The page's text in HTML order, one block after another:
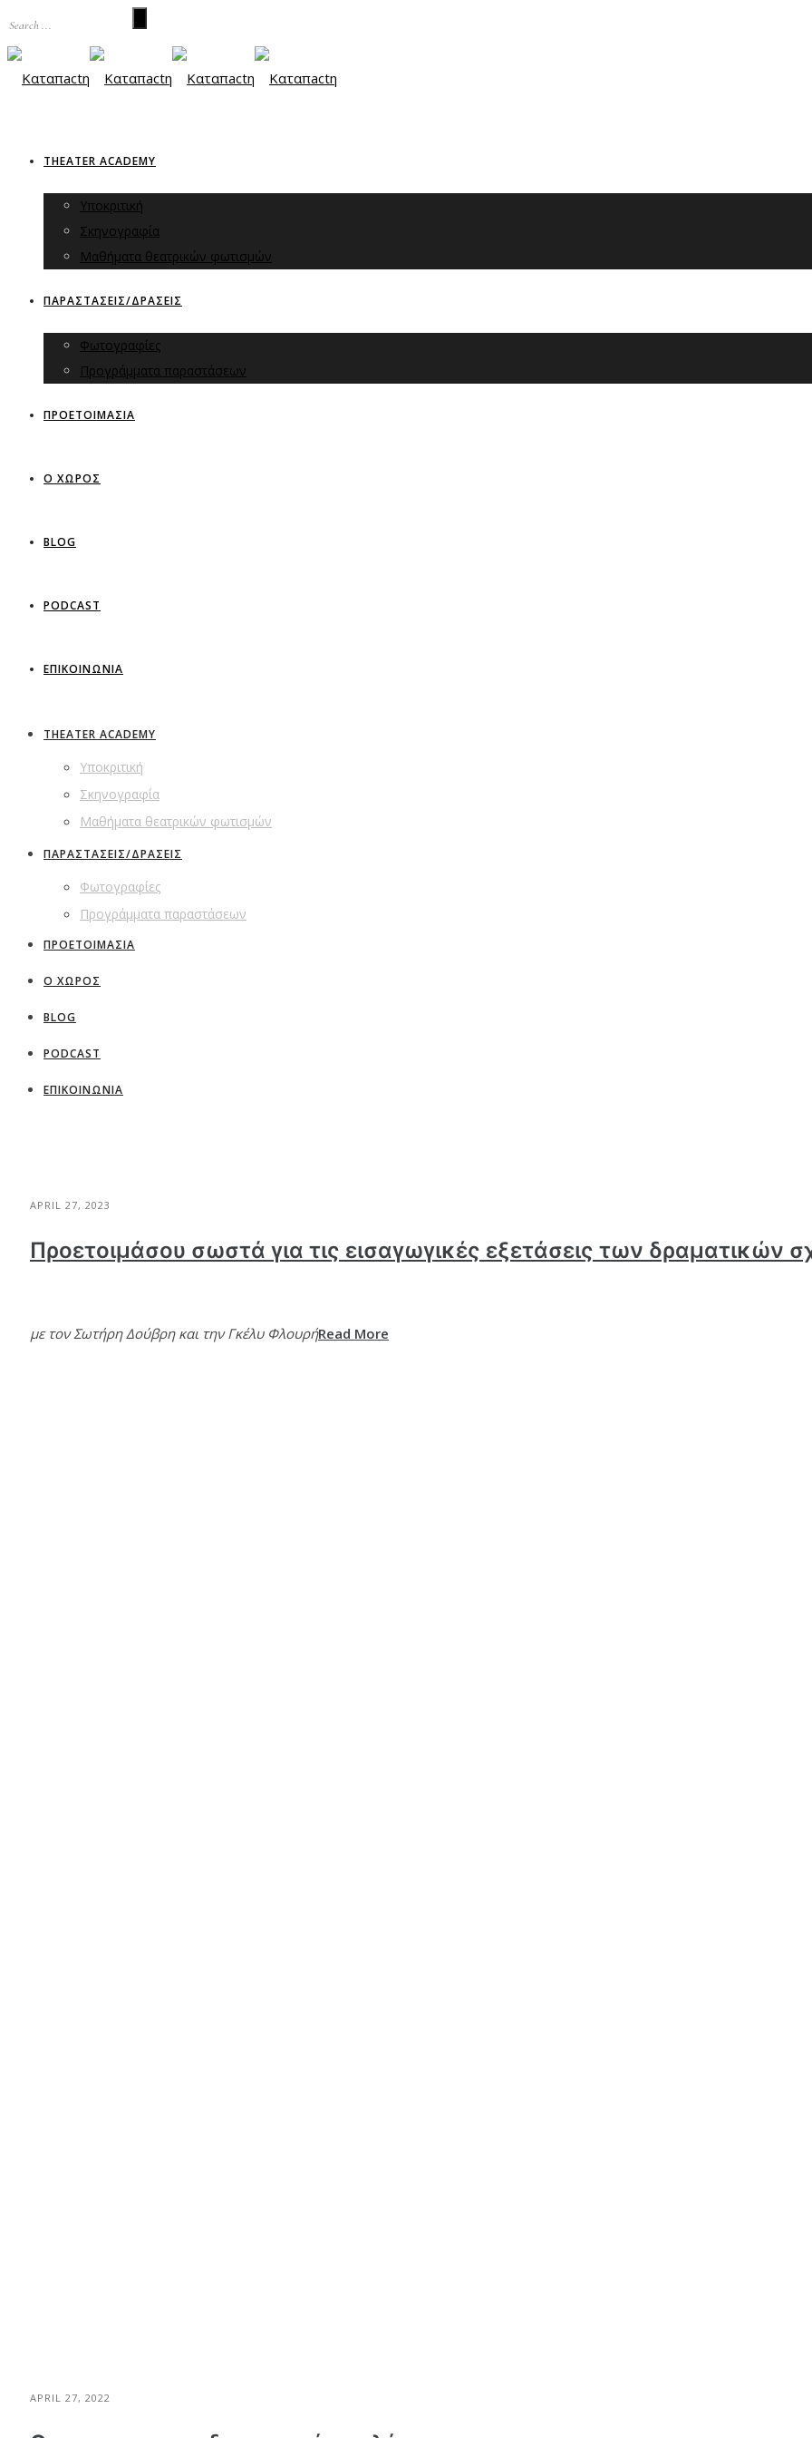
THEATER ACADEMY
Υποκριτική
Σκηνογραφία
Μαθήματα θεατρικών φωτισμών
ΠΑΡΑΣΤΑΣΕΙΣ/ΔΡΑΣΕΙΣ
Φωτογραφίες
Προγράμματα παραστάσεων
ΠΡΟΕΤΟΙΜΑΣΙΑ
Ο ΧΩΡΟΣ
BLOG
PODCAST
ΕΠΙΚΟΙΝΩΝΙΑ
THEATER ACADEMY
Υποκριτική
Σκηνογραφία
Μαθήματα θεατρικών φωτισμών
ΠΑΡΑΣΤΑΣΕΙΣ/ΔΡΑΣΕΙΣ
Φωτογραφίες
Προγράμματα παραστάσεων
ΠΡΟΕΤΟΙΜΑΣΙΑ
Ο ΧΩΡΟΣ
BLOG
PODCAST
ΕΠΙΚΟΙΝΩΝΙΑ
APRIL 27, 2023
Προετοιμάσου σωστά για τις εισαγωγικές εξετάσεις των δραματικών
με τον Σωτήρη Δούβρη και την Γκέλυ ΦλουρήRead More
APRIL 27, 2022